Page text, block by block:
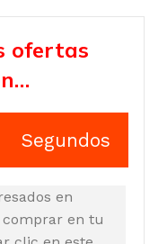
ofertas
Segundos
en
comprar en tu